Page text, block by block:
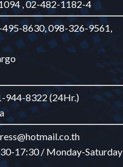
, 02-482-1182-4
8630, 098-326-9561,
944-8322 (24Hr.)
17:30 / Monday-Saturday